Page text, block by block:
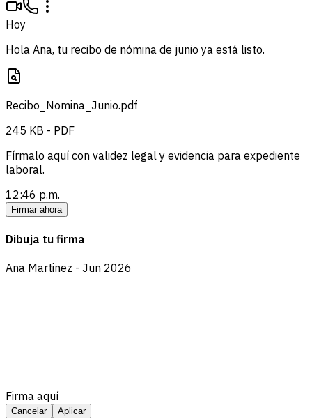
Hoy
Hola Ana, tu recibo de nómina de junio ya está listo.
Recibo_Nomina_Junio.pdf
245 KB - PDF
Fírmalo aquí con validez legal y evidencia para expediente
laboral.
12:46 p.m.
Firmar ahora
Dibuja tu firma
Ana Martinez - Jun 2026
Firma aquí
Cancelar Aplicar